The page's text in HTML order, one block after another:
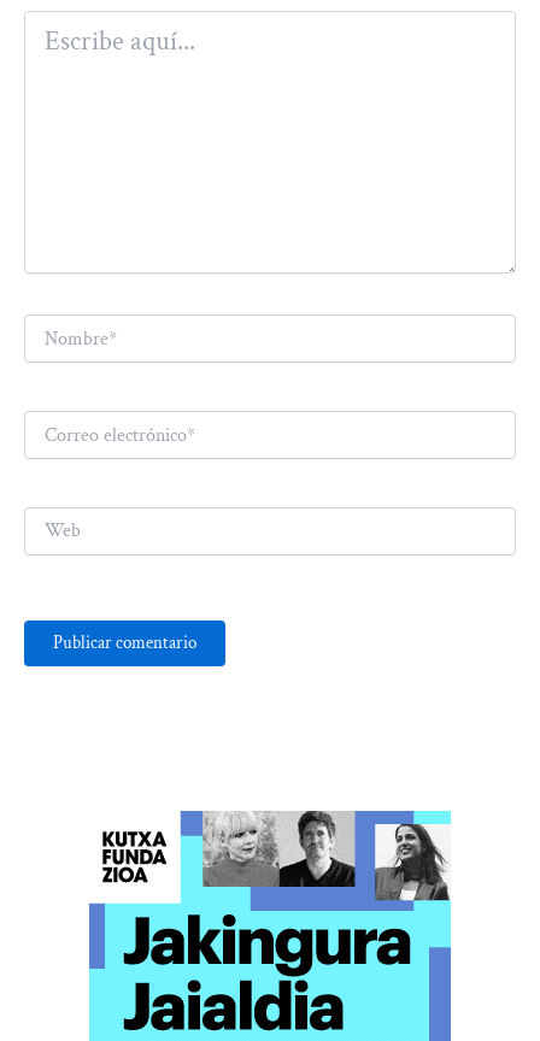
Escribe
aquí...
Nombre*
Correo
electrónico*
Web